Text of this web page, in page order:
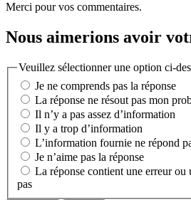
Merci pour vos commentaires.
Nous aimerions avoir
Veuillez sélectionner une option ci-
Je ne comprends pas la réponse
La réponse ne résout pas mon
Il n’y a pas assez d’information
Il y a trop d’information
L’information fournie ne répond
Je n’aime pas la réponse
La réponse contient une erreur
pas